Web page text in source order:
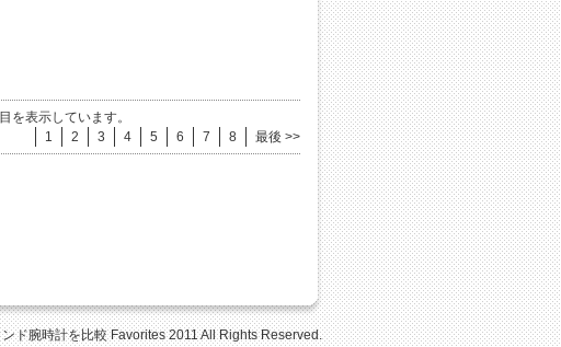
を表示しています。
1
2 3 4 5 6 7 8 最後 >>
ド腕時計を比較 Favorites 2011 All Rights Reserved.